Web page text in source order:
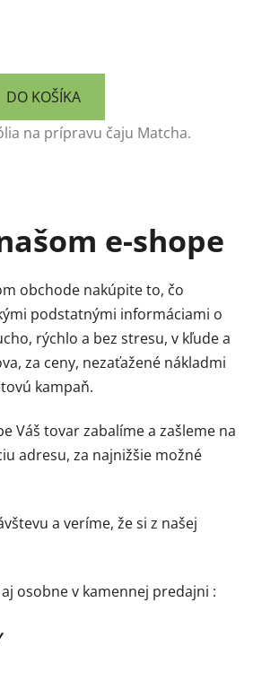
DO KOŠÍKA
na prípravu čaju Matcha.
e-shope
obchode nakúpite to, čo
podstatnými informáciami o
rýchlo a bez stresu, v kľude a
za ceny, nezaťažené nákladmi
kampaň.
Váš tovar zabalíme a zašleme na
adresu, za najnižšie možné
a veríme, že si z našej
osobne v kamennej predajni :